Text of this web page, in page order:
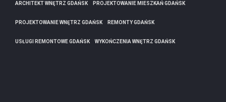
ARCHITEKT WNĘTRZ GDAŃSK PROJEKTOWANIE MIESZKAŃ GDAŃSK
PROJEKTOWANIE WNĘTRZ GDAŃSK REMONTY GDAŃSK
USŁUGI REMONTOWE GDAŃSK WYKOŃCZENIA WNĘTRZ GDAŃSK